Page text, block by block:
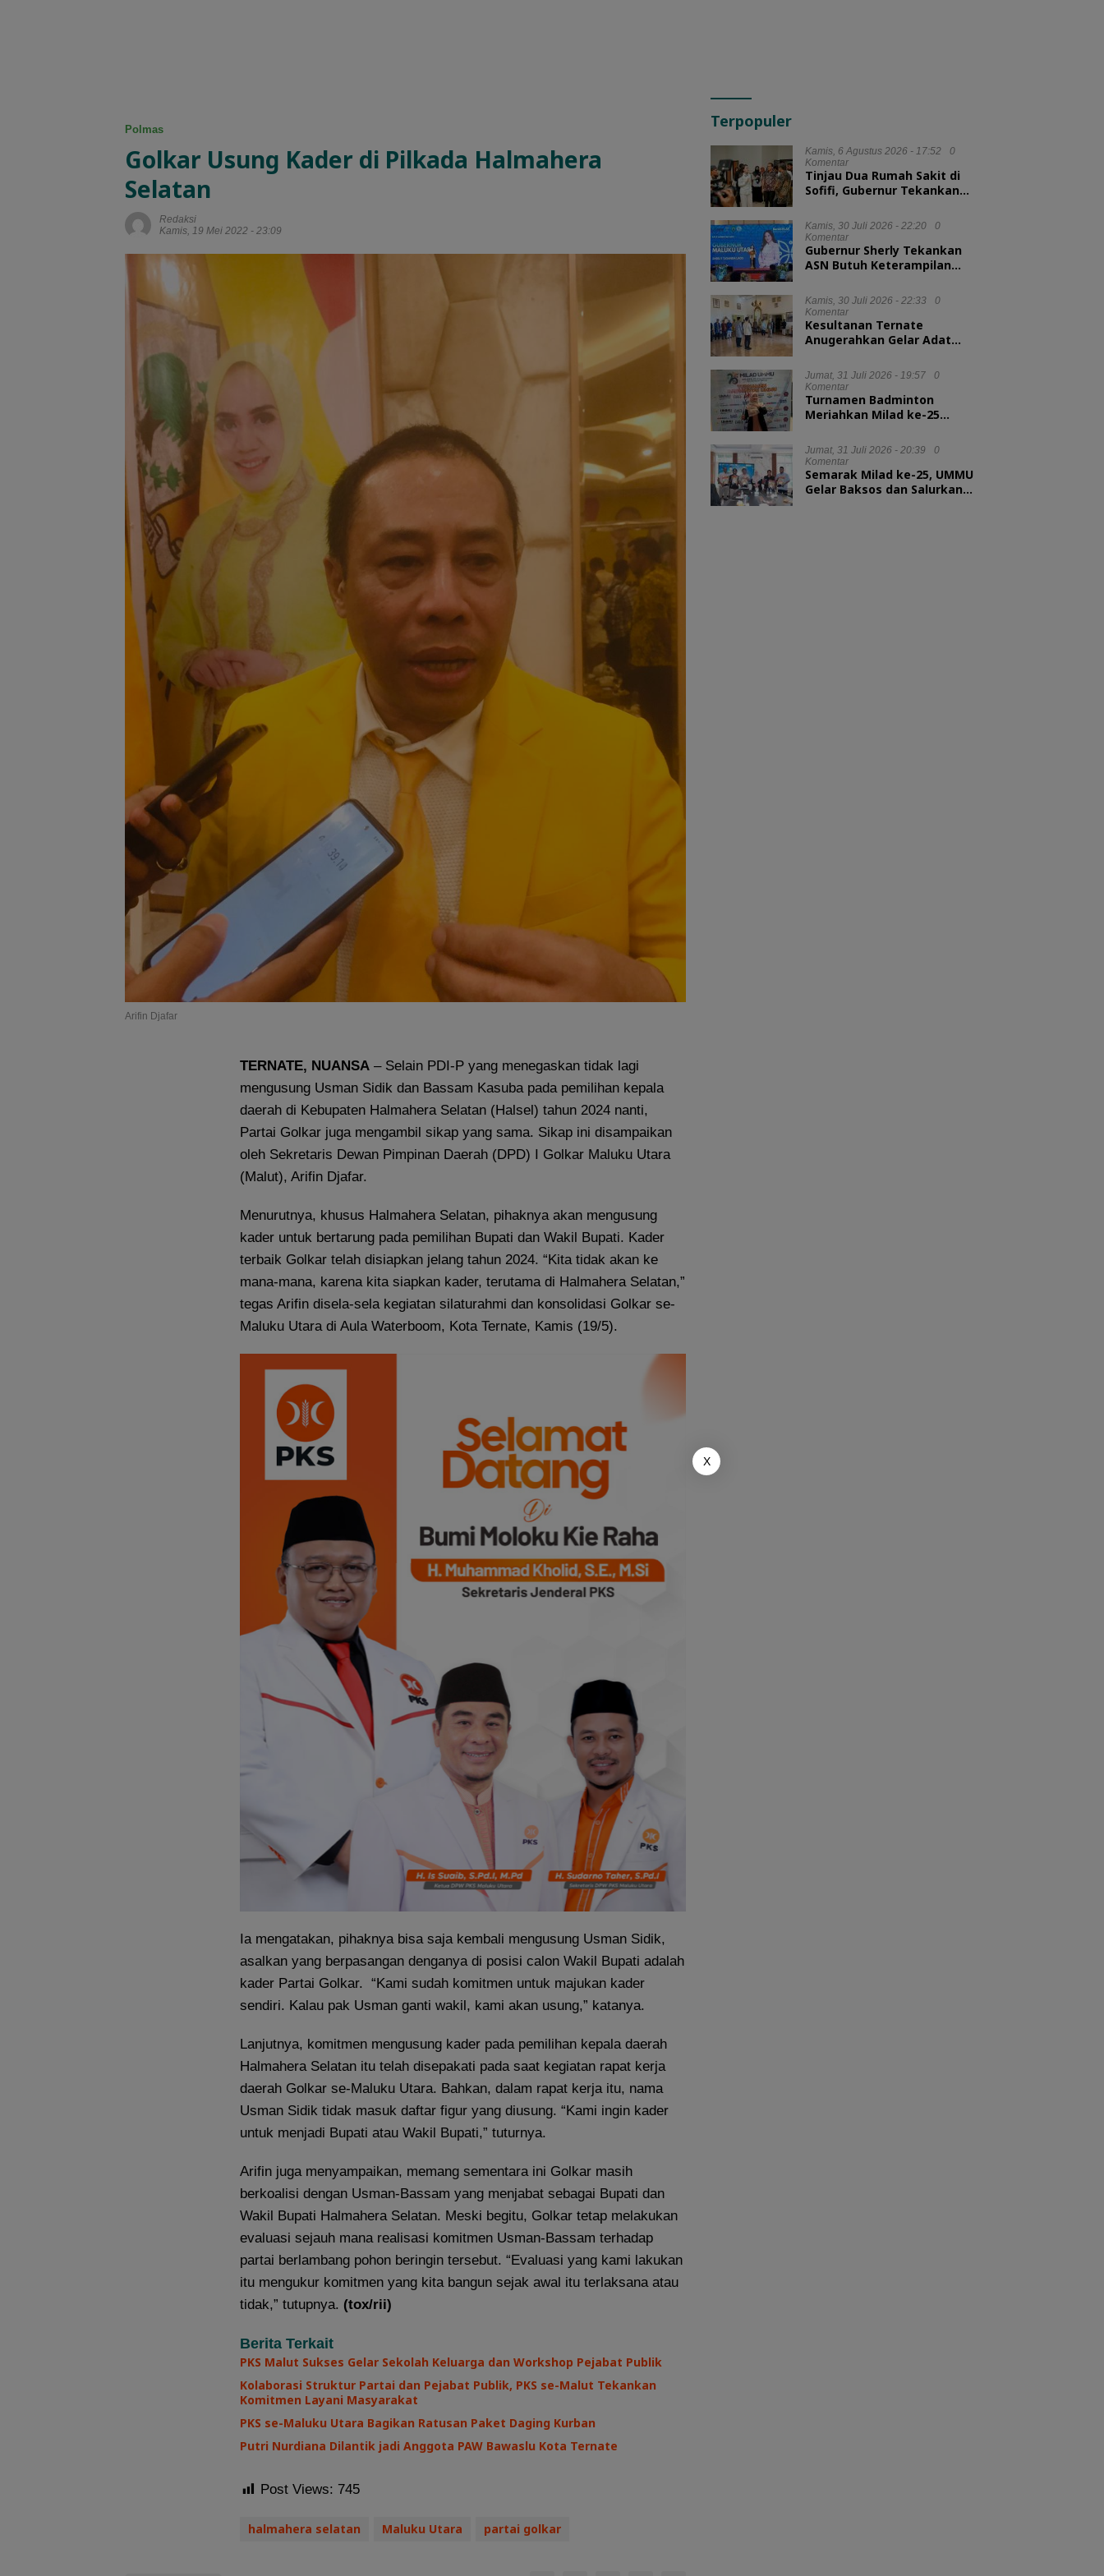
Polmas
Golkar Usung Kader di Pilkada Halmahera
Selatan
Redaksi
Kamis, 19 Mei 2022 - 23:09
Arifin Djafar
TERNATE, NUANSA – Selain PDI-P yang menegaskan tidak lagi
mengusung Usman Sidik dan Bassam Kasuba pada pemilihan kepala
daerah di Kebupaten Halmahera Selatan (Halsel) tahun 2024 nanti,
Partai Golkar juga mengambil sikap yang sama. Sikap ini disampaikan
oleh Sekretaris Dewan Pimpinan Daerah (DPD) I Golkar Maluku Utara
(Malut), Arifin Djafar.
Menurutnya, khusus Halmahera Selatan, pihaknya akan mengusung
kader untuk bertarung pada pemilihan Bupati dan Wakil Bupati. Kader
terbaik Golkar telah disiapkan jelang tahun 2024. “Kita tidak akan ke
mana-mana, karena kita siapkan kader, terutama di Halmahera Selatan,”
tegas Arifin disela-sela kegiatan silaturahmi dan konsolidasi Golkar se-
Maluku Utara di Aula Waterboom, Kota Ternate, Kamis (19/5).
Ia mengatakan, pihaknya bisa saja kembali mengusung Usman Sidik,
asalkan yang berpasangan denganya di posisi calon Wakil Bupati adalah
kader Partai Golkar. “Kami sudah komitmen untuk majukan kader
sendiri. Kalau pak Usman ganti wakil, kami akan usung,” katanya.
Lanjutnya, komitmen mengusung kader pada pemilihan kepala daerah
Halmahera Selatan itu telah disepakati pada saat kegiatan rapat kerja
daerah Golkar se-Maluku Utara. Bahkan, dalam rapat kerja itu, nama
Usman Sidik tidak masuk daftar figur yang diusung. “Kami ingin kader
untuk menjadi Bupati atau Wakil Bupati,” tuturnya.
Arifin juga menyampaikan, memang sementara ini Golkar masih
berkoalisi dengan Usman-Bassam yang menjabat sebagai Bupati dan
Wakil Bupati Halmahera Selatan. Meski begitu, Golkar tetap melakukan
evaluasi sejauh mana realisasi komitmen Usman-Bassam terhadap
partai berlambang pohon beringin tersebut. “Evaluasi yang kami lakukan
itu mengukur komitmen yang kita bangun sejak awal itu terlaksana atau
tidak,” tutupnya. (tox/rii)
Berita Terkait
PKS Malut Sukses Gelar Sekolah Keluarga dan Workshop Pejabat Publik
Kolaborasi Struktur Partai dan Pejabat Publik, PKS se-Malut Tekankan
Komitmen Layani Masyarakat
PKS se-Maluku Utara Bagikan Ratusan Paket Daging Kurban
Putri Nurdiana Dilantik jadi Anggota PAW Bawaslu Kota Ternate
Post Views: 745
halmahera selatan Maluku Utara partai golkar
Terpopuler
Kamis, 6 Agustus 2026 - 17:52
0
Komentar
Tinjau Dua Rumah Sakit di
Sofifi, Gubernur Tekankan
Kesehatan
Kamis, 30 Juli 2026 - 22:20
0
Komentar
Gubernur Sherly Tekankan
ASN Butuh Keterampilan
Kamis, 30 Juli 2026 - 22:33
0
Komentar
Kesultanan Ternate
Anugerahkan Gelar Adat
Kepala LAN RI
Jumat, 31 Juli 2026 - 19:57
0
Komentar
Turnamen Badminton
Meriahkan Milad ke-25
Sportivitas
Jumat, 31 Juli 2026 - 20:39
0
Komentar
Semarak Milad ke-25, UMMU
Gelar Baksos dan Salurkan
X